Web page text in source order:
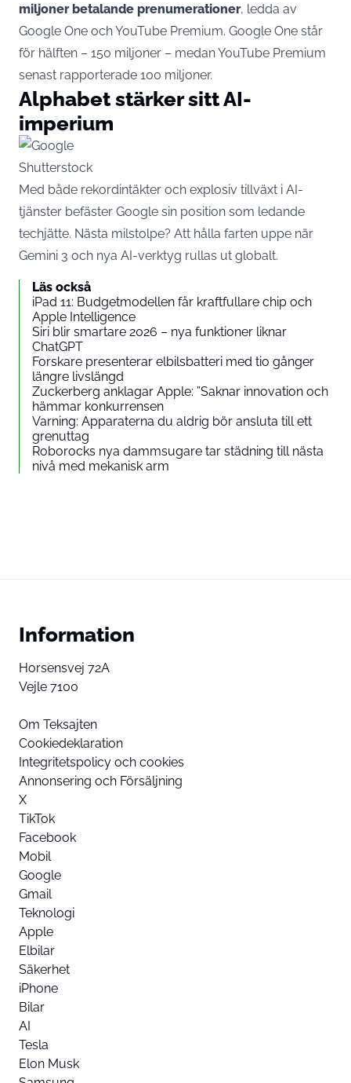
miljoner betalande prenumerationer, ledda av
Google One och YouTube Premium. Google One står
för hälften – 150 miljoner – medan YouTube Premium
senast rapporterade 100 miljoner.
Alphabet stärker sitt AI-
imperium
Shutterstock
Med både rekordintäkter och explosiv tillväxt i AI-
tjänster befäster Google sin position som ledande
techjätte. Nästa milstolpe? Att hålla farten uppe när
Gemini 3 och nya AI-verktyg rullas ut globalt.
Läs också
iPad 11: Budgetmodellen får kraftfullare chip och
Apple Intelligence
Siri blir smartare 2026 – nya funktioner liknar
ChatGPT
Forskare presenterar elbilsbatteri med tio gånger
längre livslängd
Zuckerberg anklagar Apple: ”Saknar innovation och
hämmar konkurrensen
Varning: Apparaterna du aldrig bör ansluta till ett
grenuttag
Roborocks nya dammsugare tar städning till nästa
nivå med mekanisk arm
Information
Horsensvej 72A
Vejle 7100
Om Teksajten
Cookiedeklaration
Integritetspolicy och cookies
Annonsering och Försäljning
X
TikTok
Facebook
Mobil
Google
Gmail
Teknologi
Apple
Elbilar
Säkerhet
iPhone
Bilar
AI
Tesla
Elon Musk